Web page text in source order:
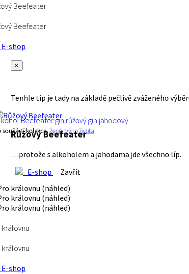
Beefeater
Beefeater
shop
×
Tenhle tip je tady na základě pečlivě zváženého
Beefeatergin růžový gin jahodový
součástí kolekce:Ženě tvýho života
Růžový Beefeater
…protože s alkoholem a jahodama jde všechno líp.
E-shop
Zavřít
královnu
královnu
shop